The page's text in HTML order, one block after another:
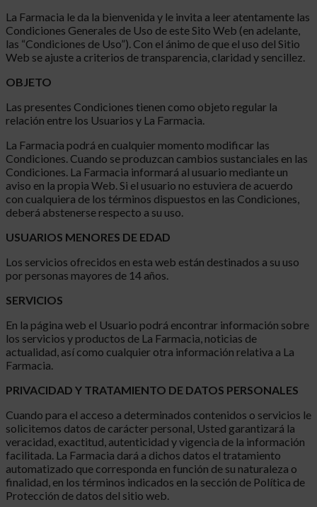
La Farmacia le da la bienvenida y le invita a leer atentamente las
Condiciones Generales de Uso de este Sito Web (en adelante,
las “Condiciones de Uso”). Con el ánimo de que el uso del Sitio
Web se ajuste a criterios de transparencia, claridad y sencillez.
OBJETO
Las presentes Condiciones tienen como objeto regular la
relación entre los Usuarios y La Farmacia.
La Farmacia podrá en cualquier momento modificar las
Condiciones. Cuando se produzcan cambios sustanciales en las
Condiciones. La Farmacia informará al usuario mediante un
aviso en la propia Web. Si el usuario no estuviera de acuerdo
con cualquiera de los términos dispuestos en las Condiciones,
deberá abstenerse respecto a su uso.
USUARIOS MENORES DE EDAD
Los servicios ofrecidos en esta web están destinados a su uso
por personas mayores de 14 años.
SERVICIOS
En la página web el Usuario podrá encontrar información sobre
los servicios y productos de La Farmacia, noticias de
actualidad, así como cualquier otra información relativa a La
Farmacia.
PRIVACIDAD Y TRATAMIENTO DE DATOS PERSONALES
Cuando para el acceso a determinados contenidos o servicios le
solicitemos datos de carácter personal, Usted garantizará la
veracidad, exactitud, autenticidad y vigencia de la información
facilitada. La Farmacia dará a dichos datos el tratamiento
automatizado que corresponda en función de su naturaleza o
finalidad, en los términos indicados en la sección de Política de
Protección de datos del sitio web.